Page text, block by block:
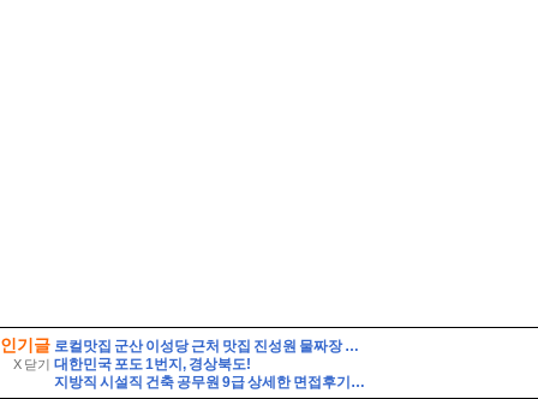
인기글
X 닫기
로컬맛집 군산 이성당 근처 맛집 진성원 물짜장 솔직후기, 경암동 철길마을 근처가 더 맞다.
대한민국 포도 1번지, 경상북도!
지방직 시설직 건축 공무원 9급 상세한 면접후기 및 기출 질문답변, 건축직 필수 정보 직무상식 정리 [시설직 건축직 공무원 면접]